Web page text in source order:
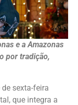
e a Amazonas
por tradição,
sexta-feira
que integra a